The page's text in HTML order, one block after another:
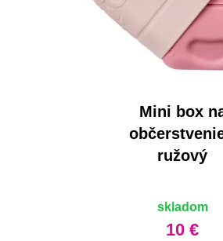
Mini box
ružový
skladom
10 €